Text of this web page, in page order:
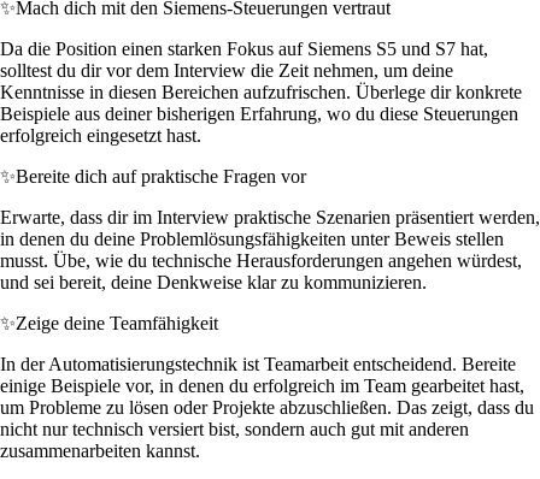
✨Mach dich mit den Siemens-Steuerungen vertraut
Da die Position einen starken Fokus auf Siemens S5 und S7 hat,
solltest du dir vor dem Interview die Zeit nehmen, um deine
Kenntnisse in diesen Bereichen aufzufrischen. Überlege dir konkrete
Beispiele aus deiner bisherigen Erfahrung, wo du diese Steuerungen
erfolgreich eingesetzt hast.
✨Bereite dich auf praktische Fragen vor
Erwarte, dass dir im Interview praktische Szenarien präsentiert werden,
in denen du deine Problemlösungsfähigkeiten unter Beweis stellen
musst. Übe, wie du technische Herausforderungen angehen würdest,
und sei bereit, deine Denkweise klar zu kommunizieren.
✨Zeige deine Teamfähigkeit
In der Automatisierungstechnik ist Teamarbeit entscheidend. Bereite
einige Beispiele vor, in denen du erfolgreich im Team gearbeitet hast,
um Probleme zu lösen oder Projekte abzuschließen. Das zeigt, dass du
nicht nur technisch versiert bist, sondern auch gut mit anderen
zusammenarbeiten kannst.